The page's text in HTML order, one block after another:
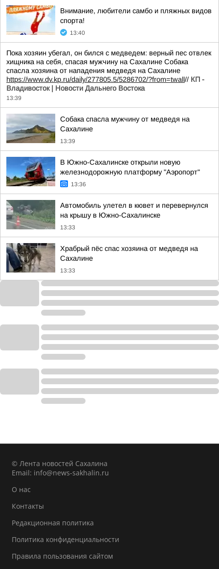
Внимание, любители самбо и пляжных видов
спорта!
13:40
Пока хозяин убегал, он бился с медведем: верный пес отвлек
хищника на себя, спасая мужчину на Сахалине Собака
спасла хозяина от нападения медведя на Сахалине
https://www.dv.kp.ru/daily/277805.5/5286702/?from=twall// КП -
Владивосток | Новости Дальнего Востока
13:39
Собака спасла мужчину от медведя на
Сахалине
13:39
В Южно-Сахалинске открыли новую
железнодорожную платформу "Аэропорт"
13:36
Автомобиль улетел в кювет и перевернулся
на крышу в Южно-Сахалинске
13:33
Храбрый пёс спас хозяина от медведя на
Сахалине
13:33
© Лента новостей Сахалина
Email: info@news-sakhalin.ru
О нас
Контакты
Редакционная политика
Политика конфиденциальности
Правила пользования сайтом